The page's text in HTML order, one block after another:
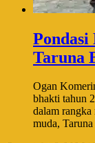
Taruna
Ogan
bhakti tahun
dalam rangka
muda,